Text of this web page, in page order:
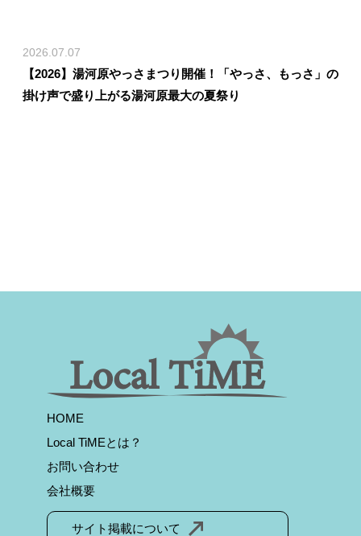
2026.07.07
【2026】湯河原やっさまつり開催！「やっさ、もっさ」の
掛け声で盛り上がる湯河原最大の夏祭り
HOME
Local TiMEとは？
お問い合わせ
会社概要
サイト掲載について